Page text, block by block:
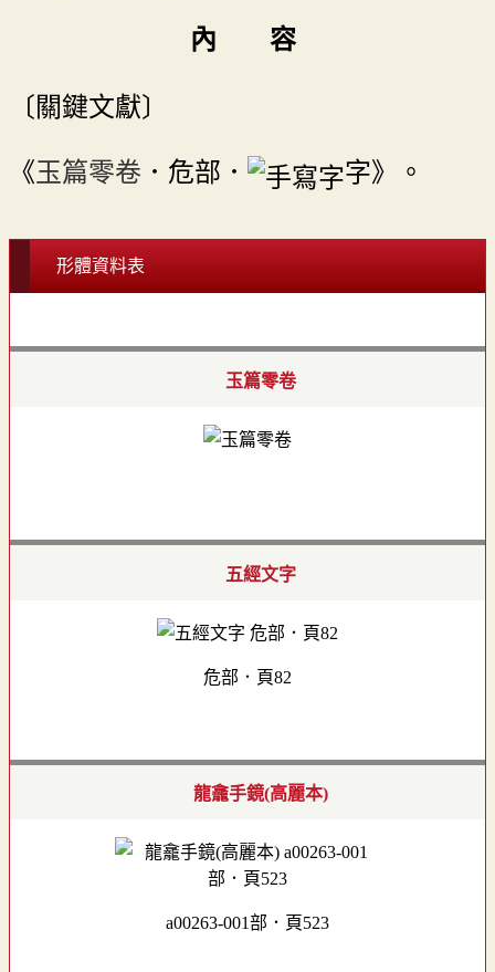
內 容
〔關鍵文獻〕
《玉篇零卷 ．危部． 字》。
形體資料表
玉篇零卷
五經文字
危部．頁82
龍龕手鏡(高麗本)
a00263-001部．頁523